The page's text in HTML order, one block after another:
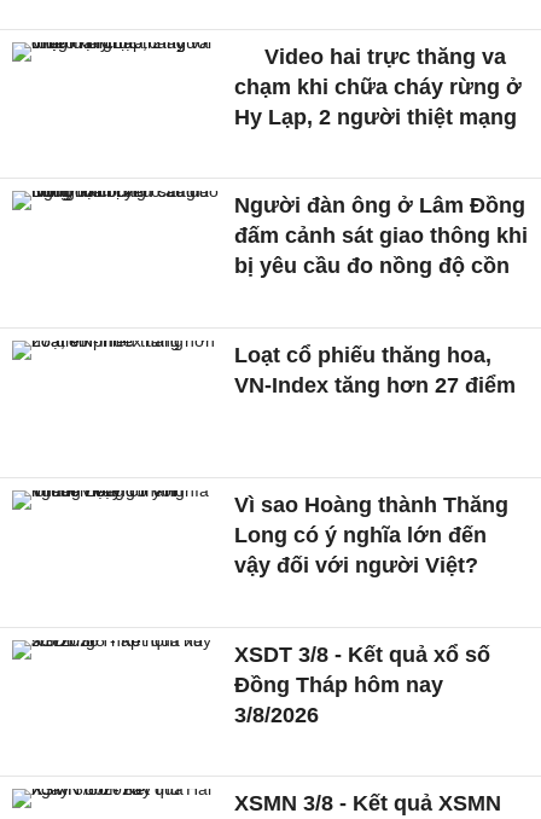
Video hai trực thăng va
chạm khi chữa cháy rừng ở
Hy Lạp, 2 người thiệt mạng
Người đàn ông ở Lâm Đồng
đấm cảnh sát giao thông khi
bị yêu cầu đo nồng độ cồn
Loạt cổ phiếu thăng hoa,
VN-Index tăng hơn 27 điểm
Vì sao Hoàng thành Thăng
Long có ý nghĩa lớn đến
vậy đối với người Việt?
XSDT 3/8 - Kết quả xổ số
Đồng Tháp hôm nay
3/8/2026
XSMN 3/8 - Kết quả XSMN